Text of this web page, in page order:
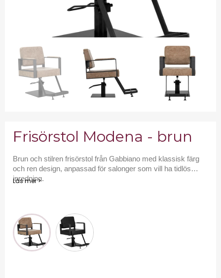
Frisörstol Modena - brun
Brun och stilren frisörstol från Gabbiano med klassisk färg
och ren design, anpassad för salonger som vill ha tidlös
inredning.
Läs mer >